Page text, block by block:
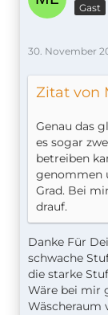
Gast
30. November
Zitat von
Genau das
es sogar
betreiben
genommen
Grad. Bei
drauf.
Danke Für
schwache
die starke
Wäre bei mir
Wäscheraum